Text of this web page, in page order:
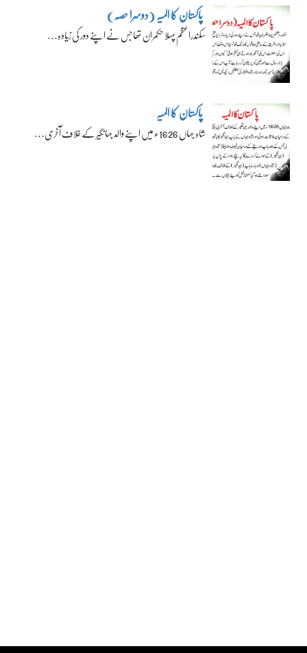
پاکستان کا المیہ (دوسرا حصہ)
سکندراعظم پہلا حکمران تھا جس نے اپنے دور کی زیادہ…
پاکستان کا المیہ
شاہ جہاں 1626ء میں اپنے والد جہانگیر کے خلاف آخری…